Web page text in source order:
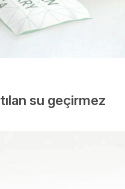
su geçirmez